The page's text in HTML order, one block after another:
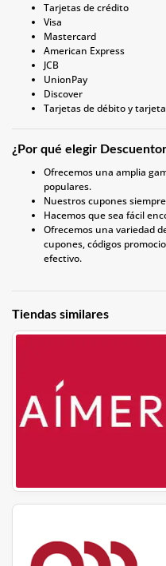
Tarjetas de crédito
Visa
Mastercard
American Express
JCB
UnionPay
Discover
Tarjetas de débito y
¿Por qué elegir
Ofrecemos una amplia
populares.
Nuestros cupones
Hacemos que sea fácil
Ofrecemos una variedad
cupones, códigos
efectivo.
Tiendas similares